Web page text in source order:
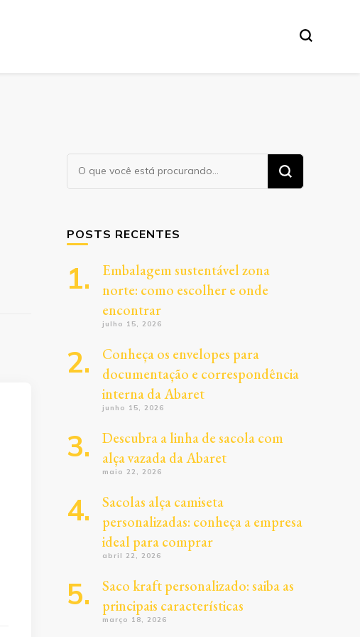
Procurando
algo?
POSTS RECENTES
Embalagem sustentável zona
norte: como escolher e onde
encontrar
julho 15, 2026
Conheça os envelopes para
documentação e correspondência
interna da Abaret
junho 15, 2026
Descubra a linha de sacola com
alça vazada da Abaret
maio 22, 2026
Sacolas alça camiseta
personalizadas: conheça a empresa
ideal para comprar
abril 22, 2026
Saco kraft personalizado: saiba as
principais características
março 18, 2026